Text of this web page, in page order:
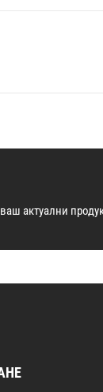
актуални